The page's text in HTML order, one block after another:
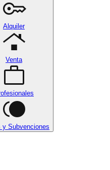
Alquiler
Venta
y Subvenciones